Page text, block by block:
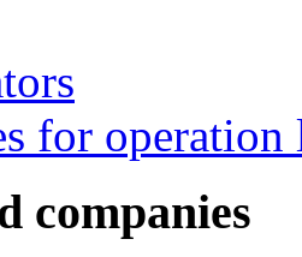
for operation
companies